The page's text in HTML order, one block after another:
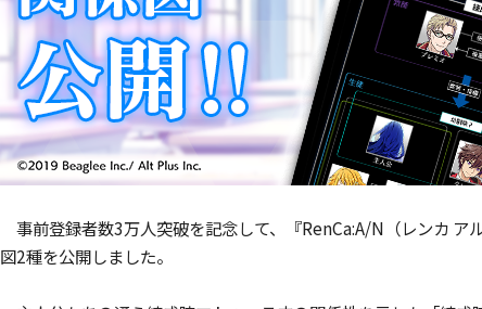
事前登録者数3万人突破を記念して、『RenCa:A/N（レンカ
図2種を公開しました。